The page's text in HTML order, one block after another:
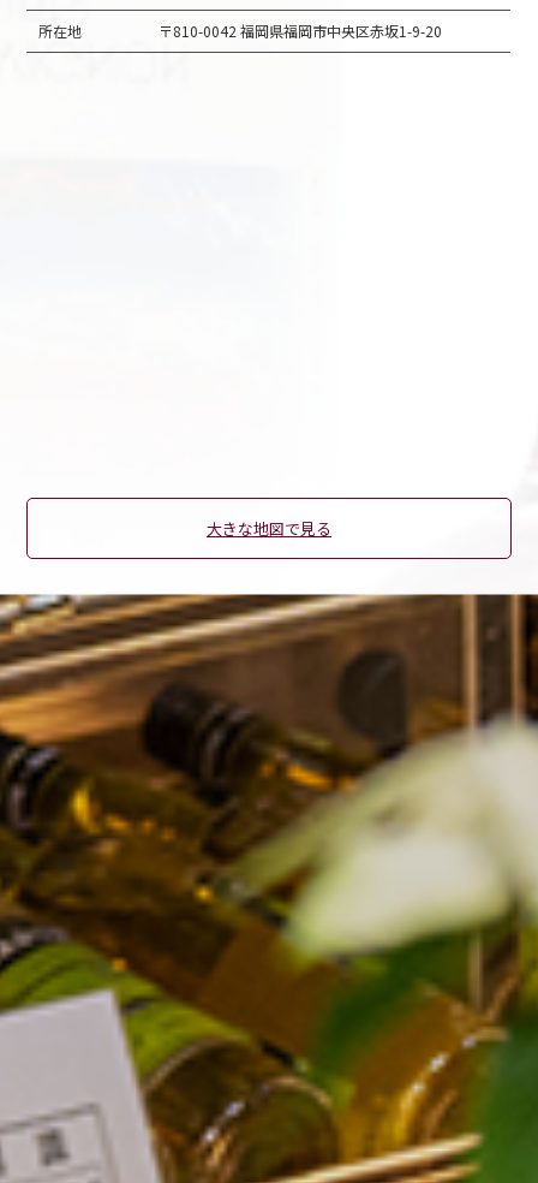
所在地 〒810-0042 福岡県福岡市中央区赤坂1-9-20
大きな地図で見る